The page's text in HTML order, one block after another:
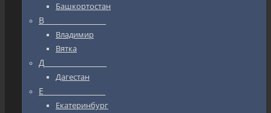
Башкортостан
В_________________
Владимир
Вятка
Д_________________
Дагестан
Е_________________
Екатеринбург